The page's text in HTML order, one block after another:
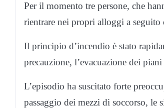
Per il momento tre persone, che
rientrare nei propri alloggi a
Il principio d’incendio è stato
precauzione, l’evacuazione dei
L’episodio ha suscitato forte
passaggio dei mezzi di soccorso, le